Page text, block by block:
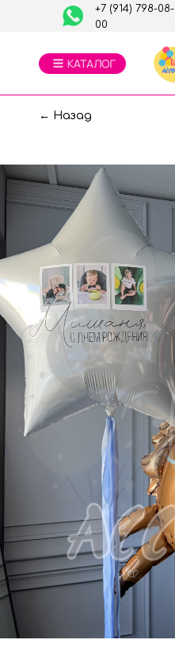
+7 (914) 798-08-
00
← Назад